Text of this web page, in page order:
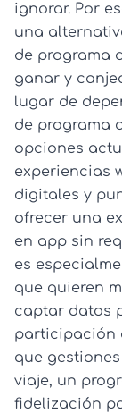
ignorar. Por
una
de programa
ganar y
lugar de
de programa
opciones
experiencias
digitales y
ofrecer una
en app sin
es
que quieren
captar datos
participación
que
viaje, un
fidelización